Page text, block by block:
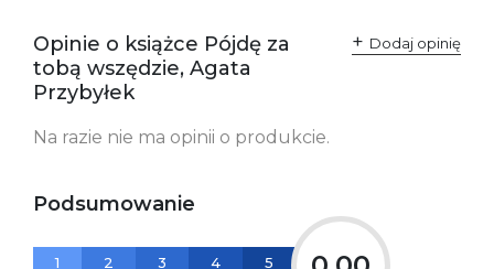
Ostrzeżenia oraz
informacje dotyczące
bezpieczeństwa:
Załącznik PDF
Opinie o książce Pójdę za
tobą wszędzie, Agata
Przybyłek
Dodaj opinię
Na razie nie ma opinii o produkcie.
Podsumowanie
1
2
3
4
5